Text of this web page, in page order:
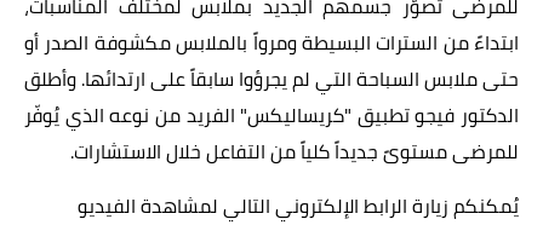
ابتداءً من السترات البسيطة ومرواً بالملابس مكشوفة الصدر أو
حتى ملابس السباحة التي لم يجرؤوا سابقاً على ارتدائها. وأطلق
الدكتور فيجو تطبيق "كريساليكس" الفريد من نوعه الذي يُوفّر
للمرضى مستوىً جديداً كلياً من التفاعل خلال الاستشارات.
يُمكنكم زيارة الرابط الإلكتروني التالي لمشاهدة الفيديو